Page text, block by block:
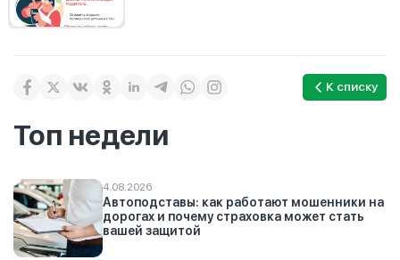
К списку
Топ недели
4.08.2026
Автоподставы: как работают мошенники на
дорогах и почему страховка может стать
вашей защитой